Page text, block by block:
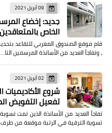
09 أبريل 2021
جديد: إخضاع
الخاص بالمتعاقدين
، وتفاجأ العديد من الأساتذة المرسمين التا…
02 أبريل 2021
شروع
تفعيل التفويض
تفاجأ العديد من الأساتذة الذين تمت
تسوية الترقية في الرتبة موقعة من